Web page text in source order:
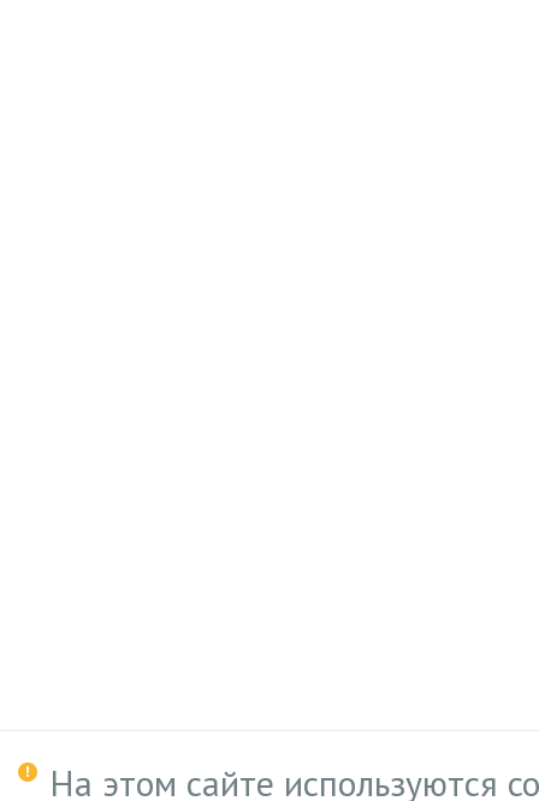
На этом сайте используются